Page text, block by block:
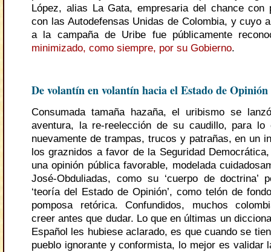
López, alias La Gata, empresaria del chance con
con las Autodefensas Unidas de Colombia, y cuyo
a la campaña de Uribe fue públicamente
minimizado, como siempre, por su Gobierno.
De volantín en volantín hacia el Estado de Opinión
Consumada tamaña hazaña, el uribismo se
aventura, la re-reelección de su caudillo, para lo
nuevamente de trampas, trucos y patrañas, en un
los graznidos a favor de la Seguridad
una opinión pública favorable, modelada
José-Obduliadas, como su ‘cuerpo de doctrina’
‘teoría del Estado de Opinión’, como telón de
pomposa retórica. Confundidos, muchos
creer antes que dudar. Lo que en últimas un
Español les hubiese aclarado, es que cuando se
pueblo ignorante y conformista, lo mejor es validar